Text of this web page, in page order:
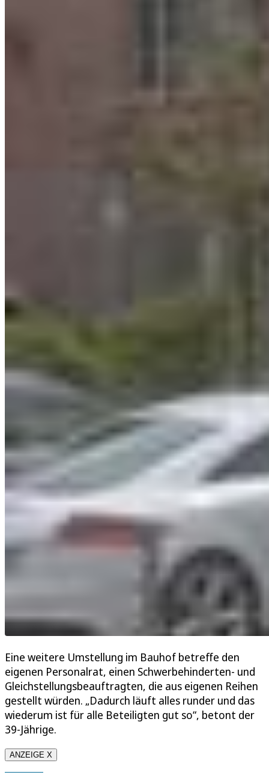
Eine weitere Umstellung im Bauhof betreffe den
eigenen Personalrat, einen Schwerbehinderten- und
Gleichstellungsbeauftragten, die aus eigenen Reihen
gestellt würden. „Dadurch läuft alles runder und das
wiederum ist für alle Beteiligten gut so“, betont der
39-Jährige.
ANZEIGE X